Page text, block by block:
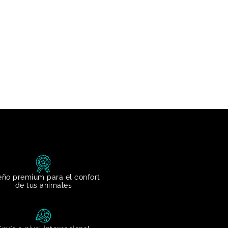
premium para el confort
de tus animales